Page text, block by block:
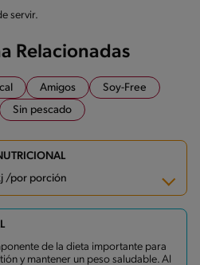
servir.
Relacionadas
Amigos
Soy-Free
Sin pescado
/por porción
g
de la dieta importante para
y mantener un peso saludable. Al